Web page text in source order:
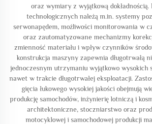
oraz wymiary z wyjątkową
technologicznych należą m.in. systemy
serwonapędem, możliwości monitorowania w
oraz zautomatyzowane mechanizmy
zmienność materiału i wpływ czynników
konstrukcja maszyny zapewnia długotrwałą
jednoczesnym utrzymaniu wyjątkowo wysokich
nawet w trakcie długotrwałej eksploatacji.
gięcia łukowego wysokiej jakości obejmują
produkcję samochodów, inżynierię lotniczą i
architektoniczne, stoczniarstwo oraz
motocyklowej i samochodowej produkcji